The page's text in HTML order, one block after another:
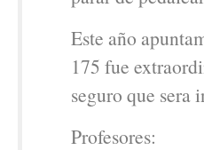
Este año
175 fue
seguro que sera
Profesores: